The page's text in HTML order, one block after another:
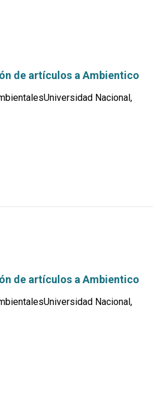
de artículos a Ambientico
Nacional,
de artículos a Ambientico
Nacional,